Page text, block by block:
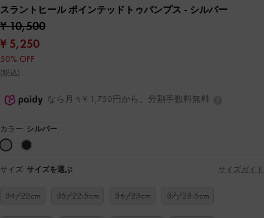
スラントヒール ポインテッドトゥパンプス - シルバー
¥ 10,500
¥ 5,250
50% OFF
(税込)
なら月々¥ 1,750円から。分割手数料無料
カラー: シルバー
サイズ: サイズを選ぶ サイズガイド
34/22cm 35/22.5cm 36/23cm 37/23.5cm